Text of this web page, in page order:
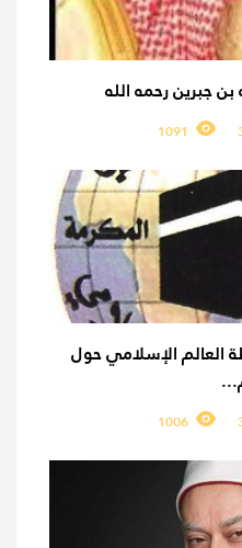
جبرين رحمه الله
1091
العالم الإسلامي حول
1006